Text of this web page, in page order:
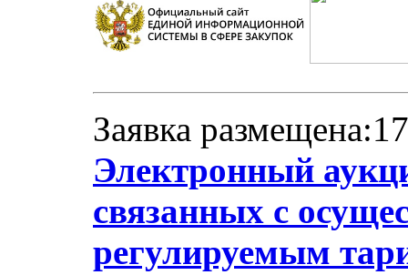
Заявка
Электронный
связанных с
регулируемым